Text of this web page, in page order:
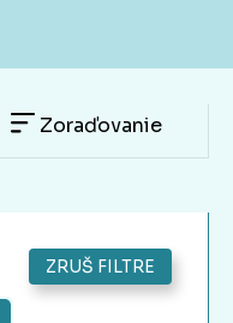
Zoraďovanie
ZRUŠ FILTRE